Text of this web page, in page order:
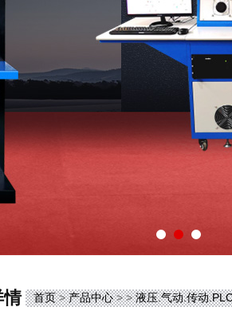
情 首页>产品中心> >液压.气动.传动